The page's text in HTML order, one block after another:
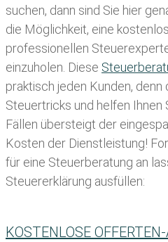
suchen, dann sind Sie hier
die Möglichkeit, eine
professionellen
einzuholen. Diese
praktisch jeden Kunden,
Steuertricks und helfen Ihnen
Fällen übersteigt der
Kosten der Dienstleistung!
für eine Steuerberatung an
Steuererklärung ausfüllen:
KOSTENLOSE